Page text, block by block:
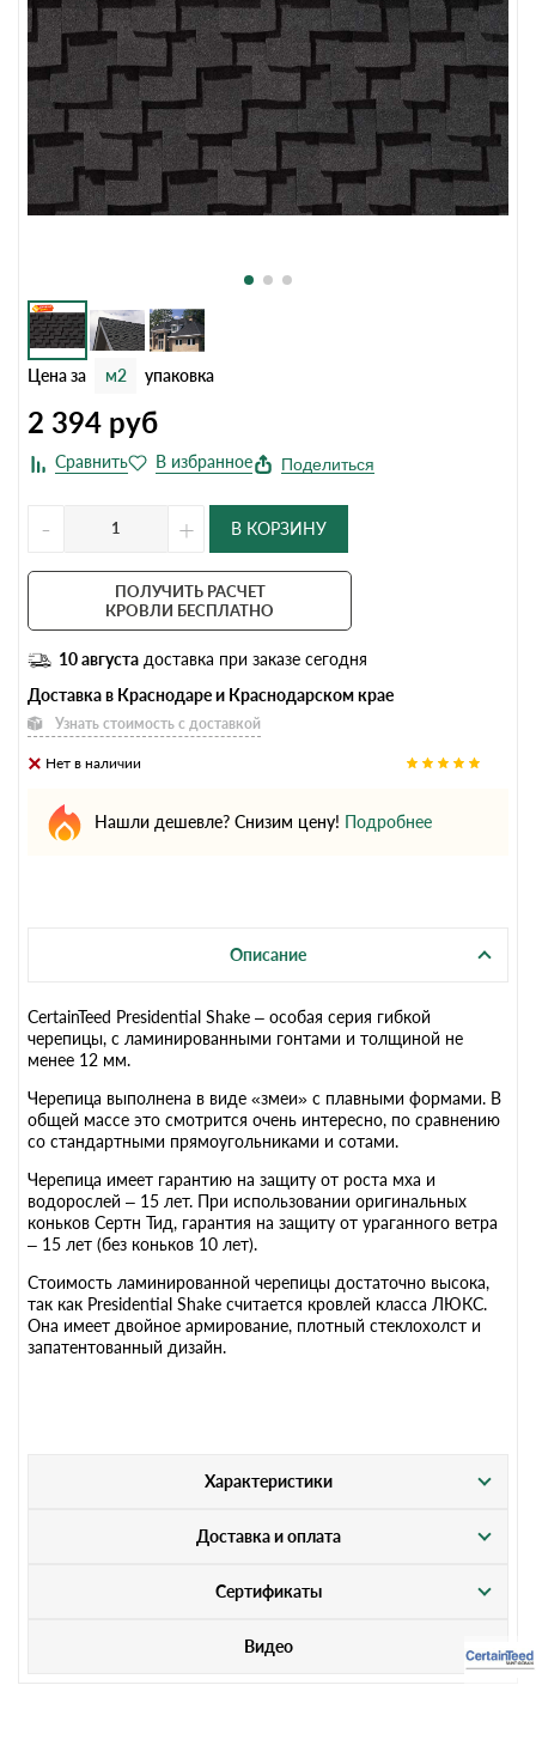
Цена за м2 упаковка
2 394 руб
Поделиться
- + В КОРЗИНУ
ПОЛУЧИТЬ РАСЧЕТ
КРОВЛИ БЕСПЛАТНО
10 августа доставка при заказе сегодня
Доставка в Краснодаре и Краснодарском крае
Узнать стоимость с доставкой
Нет в наличии
Нашли дешевле? Снизим цену! Подробнее
Описание
CertainTeed Presidential Shake – особая серия гибкой
черепицы, с ламинированными гонтами и толщиной не
менее 12 мм.
Черепица выполнена в виде «змеи» с плавными формами. В
общей массе это смотрится очень интересно, по сравнению
со стандартными прямоугольниками и сотами.
Черепица имеет гарантию на защиту от роста мха и
водорослей – 15 лет. При использовании оригинальных
коньков Сертн Тид, гарантия на защиту от ураганного ветра
– 15 лет (без коньков 10 лет).
Стоимость ламинированной черепицы достаточно высока,
так как Presidential Shake считается кровлей класса ЛЮКС.
Она имеет двойное армирование, плотный стеклохолст и
запатентованный дизайн.
Характеристики
Доставка и оплата
Сертификаты
Видео